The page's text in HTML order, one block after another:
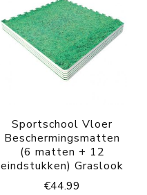
Sportschool Vloer
Beschermingsmatten
(6 matten + 12
eindstukken) Graslook
€44.99